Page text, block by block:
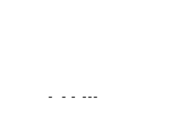
- - - ---